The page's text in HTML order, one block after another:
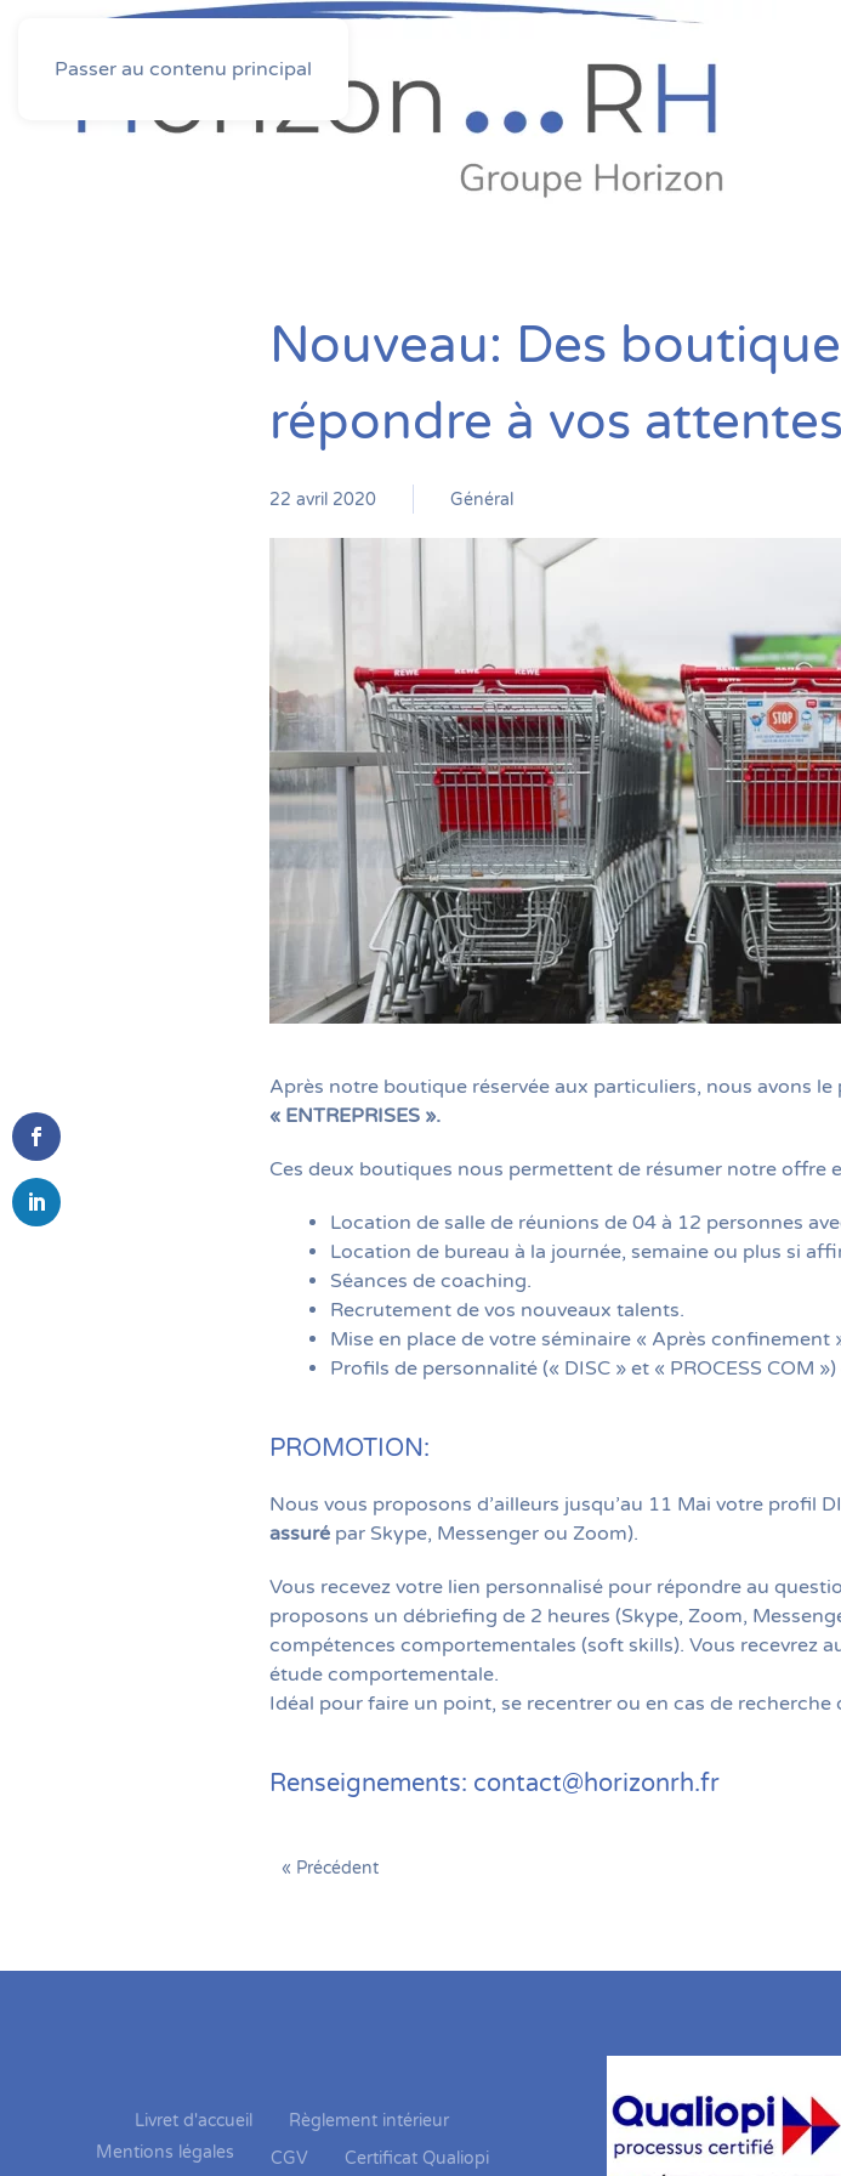
Passer au contenu principal
Nouveau: Des
répondre à vos
22 avril 2020 Général
Après notre boutique réservée aux particuliers, nous avons le
« ENTREPRISES ».
Ces deux boutiques nous permettent de résumer notre offre
Location de salle de réunions de 04 à 12 personnes
Location de bureau à la journée, semaine ou plus si
Séances de coaching.
Recrutement de vos nouveaux talents.
Mise en place de votre séminaire « Après confinement
Profils de personnalité (« DISC » et « PROCESS COM
PROMOTION:
Nous vous proposons d’ailleurs jusqu’au 11 Mai votre profil
assuré par Skype, Messenger ou Zoom).
Vous recevez votre lien personnalisé pour répondre au
proposons un débriefing de 2 heures (Skype, Zoom,
compétences comportementales (soft skills). Vous recevrez
étude comportementale.
Idéal pour faire un point, se recentrer ou en cas de recherche
Renseignements: contact@horizonrh.fr
« Précédent
Livret d'accueil
Règlement intérieur
Mentions légales
CGV Certificat Qualiopi